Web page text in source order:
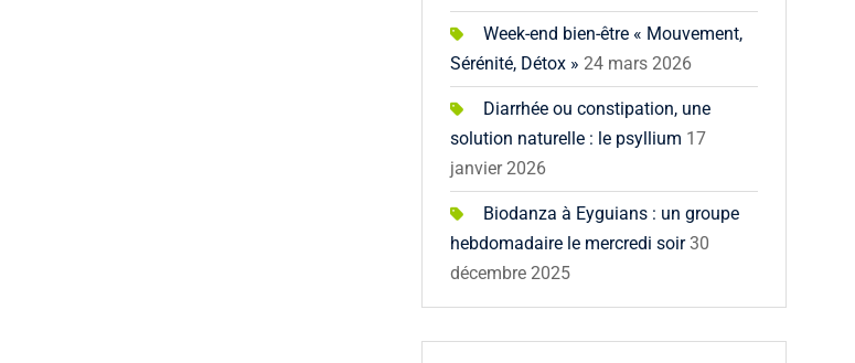
Week-end bien-être « Mouvement,
Sérénité, Détox » 24 mars 2026
Diarrhée ou constipation, une
solution naturelle : le psyllium 17
janvier 2026
Biodanza à Eyguians : un groupe
hebdomadaire le mercredi soir 30
décembre 2025